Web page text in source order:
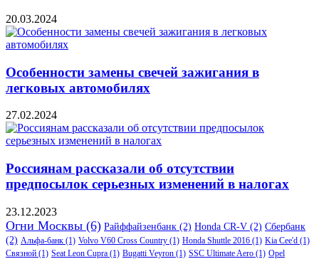
20.03.2024
Особенности замены свечей зажигания в
легковых автомобилях
27.02.2024
Россиянам рассказали об отсутствии
предпосылок серьезных изменений в налогах
23.12.2023
Огни Москвы (6) Райффайзенбанк (2) Honda CR-V (2) Сбербанк
(2) Альфа-банк (1) Volvo V60 Cross Country (1) Honda Shuttle 2016 (1) Kia Cee'd (1)
Связной (1) Seat Leon Cupra (1) Bugatti Veyron (1) SSC Ultimate Aero (1) Opel